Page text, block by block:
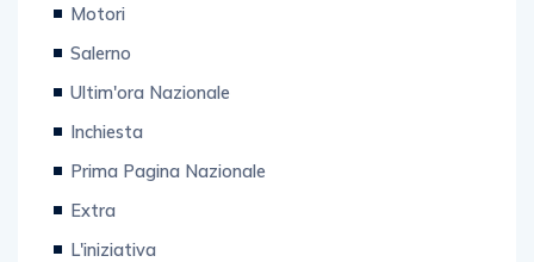
Motori
Salerno
Ultim'ora Nazionale
Inchiesta
Prima Pagina Nazionale
Extra
L'iniziativa